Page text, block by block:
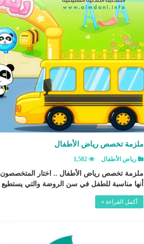
ملزمة تخصص رياض الأطفال
رياض الأطفال 1,582
ملزمة تخصص رياض الأطفال .. اختار
أنها مناسبة للطفل في سن الروضة والتي
أكمل القراءة »